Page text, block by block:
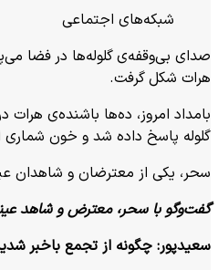
شبکه‌های اجتماعی
صدای بی‌وقفه‌ی گلوله‌ها در فضا
هرات شکل گرفت.
بامداد امروز، ده‌ها باشنده‌ی
گلوله پاسخ داده شد و خون شماری
سحر، یکی از معترضان و شاهدان
گفت‌وگو با سحر، معترض و شاهد
سعیدپور: چگونه از تجمع باخبر